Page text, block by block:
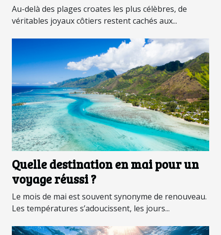
Au-delà des plages croates les plus célèbres, de
véritables joyaux côtiers restent cachés aux...
Quelle destination en mai pour un
voyage réussi ?
Le mois de mai est souvent synonyme de renouveau.
Les températures s’adoucissent, les jours...